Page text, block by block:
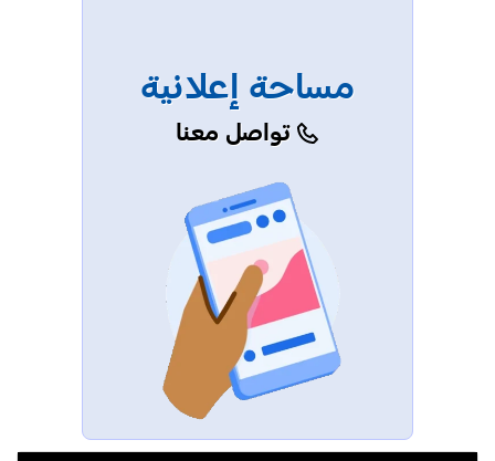
مساحة إعلانية
تواصل معنا